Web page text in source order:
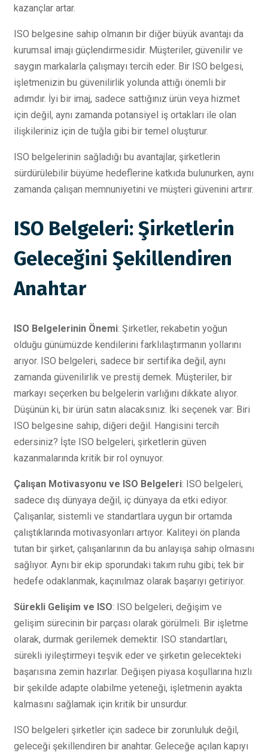
kazançlar artar.
ISO belgesine sahip olmanın bir diğer büyük avantajı da
kurumsal imajı güçlendirmesidir. Müşteriler, güvenilir ve
saygın markalarla çalışmayı tercih eder. Bir ISO belgesi,
işletmenizin bu güvenilirlik yolunda attığı önemli bir
adımdır. İyi bir imaj, sadece sattığınız ürün veya hizmet
için değil, aynı zamanda potansiyel iş ortakları ile olan
ilişkileriniz için de tuğla gibi bir temel oluşturur.
ISO belgelerinin sağladığı bu avantajlar, şirketlerin
sürdürülebilir büyüme hedeflerine katkıda bulunurken, aynı
zamanda çalışan memnuniyetini ve müşteri güvenini artırır.
ISO Belgeleri: Şirketlerin
Geleceğini Şekillendiren
Anahtar
ISO Belgelerinin Önemi: Şirketler, rekabetin yoğun
olduğu günümüzde kendilerini farklılaştırmanın yollarını
arıyor. ISO belgeleri, sadece bir sertifika değil, aynı
zamanda güvenilirlik ve prestij demek. Müşteriler, bir
markayı seçerken bu belgelerin varlığını dikkate alıyor.
Düşünün ki, bir ürün satın alacaksınız. İki seçenek var: Biri
ISO belgesine sahip, diğeri değil. Hangisini tercih
edersiniz? İşte ISO belgeleri, şirketlerin güven
kazanmalarında kritik bir rol oynuyor.
Çalışan Motivasyonu ve ISO Belgeleri: ISO belgeleri,
sadece dış dünyaya değil, iç dünyaya da etki ediyor.
Çalışanlar, sistemli ve standartlara uygun bir ortamda
çalıştıklarında motivasyonları artıyor. Kaliteyi ön planda
tutan bir şirket, çalışanlarının da bu anlayışa sahip olmasını
sağlıyor. Aynı bir ekip sporundaki takım ruhu gibi; tek bir
hedefe odaklanmak, kaçınılmaz olarak başarıyı getiriyor.
Sürekli Gelişim ve ISO: ISO belgeleri, değişim ve
gelişim sürecinin bir parçası olarak görülmeli. Bir işletme
olarak, durmak gerilemek demektir. ISO standartları,
sürekli iyileştirmeyi teşvik eder ve şirketin gelecekteki
başarısına zemin hazırlar. Değişen piyasa koşullarına hızlı
bir şekilde adapte olabilme yeteneği, işletmenin ayakta
kalmasını sağlamak için kritik bir unsurdur.
ISO belgeleri şirketler için sadece bir zorunluluk değil,
geleceği şekillendiren bir anahtar. Geleceğe açılan kapıyı